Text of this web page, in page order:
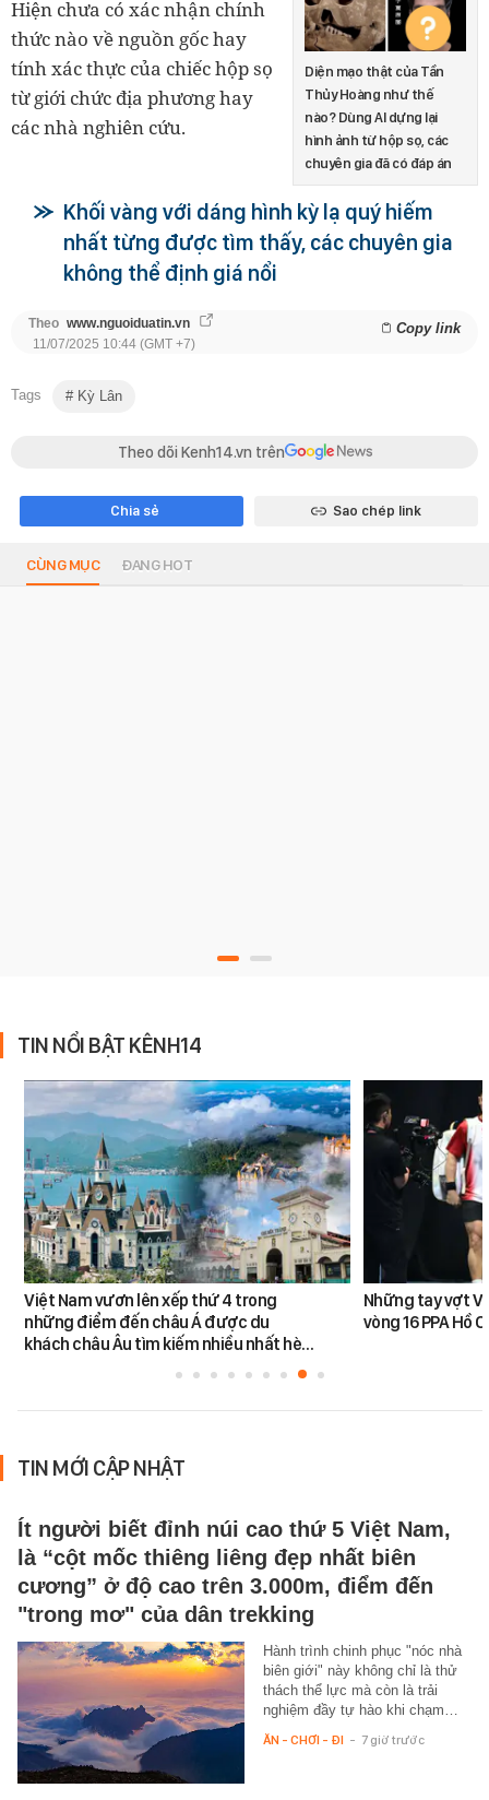
Diện mạo thật của Tần
Thủy Hoàng như thế
nào? Dùng AI dựng lại
hình ảnh từ hộp sọ, các
chuyên gia đã có đáp án
Hiện chưa có xác nhận chính
thức nào về nguồn gốc hay
tính xác thực của chiếc hộp sọ
từ giới chức địa phương hay
các nhà nghiên cứu.
Khối vàng với dáng hình kỳ lạ quý hiếm
nhất từng được tìm thấy, các chuyên gia
không thể định giá nổi
Theo www.nguoiduatin.vn Copy link
11/07/2025 10:44 (GMT +7)
Tags Kỳ Lân
Theo dõi Kenh14.vn trên
Chia sẻ Sao chép link
CÙNG MỤC ĐANG HOT
TIN NỔI BẬT KÊNH14
Việt Nam vươn lên xếp thứ 4 trong
những điểm đến châu Á được du
khách châu Âu tìm kiếm nhiều nhất hè…
Những tay vợt
vòng 16 PPA Hồ
TIN MỚI CẬP NHẬT
Ít người biết đỉnh núi cao thứ 5 Việt Nam,
là “cột mốc thiêng liêng đẹp nhất biên
cương” ở độ cao trên 3.000m, điểm đến
"trong mơ" của dân trekking
Hành trình chinh phục "nóc nhà
biên giới" này không chỉ là thử
thách thể lực mà còn là trải
nghiệm đầy tự hào khi chạm…
ĂN - CHƠI - ĐI - 7 giờ trước